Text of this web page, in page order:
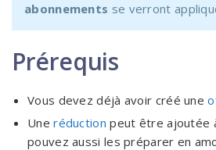
abonnements se verront
Prérequis
Vous devez déjà avoir créé une
Uneréduction peut être ajoutée
pouvez aussi les préparer en